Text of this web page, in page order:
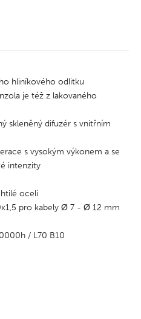
hliníkového odlitku
je též z lakovaného
skleněný difuzér s vnitřním
s vysokým výkonem a se
intenzity
oceli
pro kabely Ø 7 - Ø 12 mm
/ L70 B10